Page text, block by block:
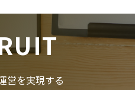
営を実現する